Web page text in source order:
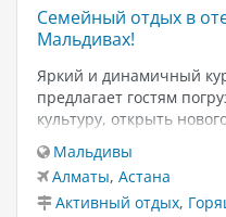
Семейный отдых в
Мальдивах!
Яркий и динамичный
предлагает гостям
культуру, открыть
продуманная программа
широким выбором
возраст, где вся семья
Мальдивы
Алматы, Астана
Активный отдых,